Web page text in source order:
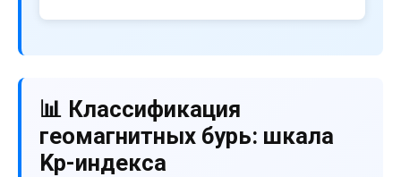
📊 Классификация
геомагнитных бурь: шкала
Kp-индекса